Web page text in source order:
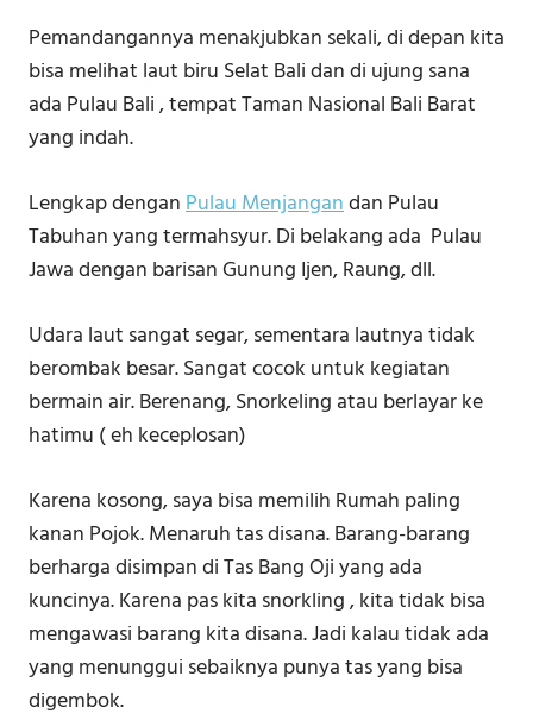
Pemandangannya menakjubkan sekali, di depan kita
bisa melihat laut biru Selat Bali dan di ujung sana
ada Pulau Bali , tempat Taman Nasional Bali Barat
yang indah.
Lengkap denganPulau Menjangandan Pulau
Tabuhan yang termahsyur. Di belakang ada Pulau
Jawa dengan barisan Gunung Ijen, Raung, dll.
Udara laut sangat segar, sementara lautnya tidak
berombak besar. Sangat cocok untuk kegiatan
bermain air. Berenang, Snorkeling atau berlayar ke
hatimu ( eh keceplosan)
Karena kosong, saya bisa memilih Rumah paling
kanan Pojok. Menaruh tas disana. Barang-barang
berharga disimpan di Tas Bang Oji yang ada
kuncinya. Karena pas kita snorkling , kita tidak bisa
mengawasi barang kita disana. Jadi kalau tidak ada
yang menunggui sebaiknya punya tas yang bisa
digembok.